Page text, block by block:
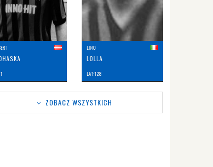
LINO
LOLLA
LAT: 128
ZOBACZ WSZYSTKICH